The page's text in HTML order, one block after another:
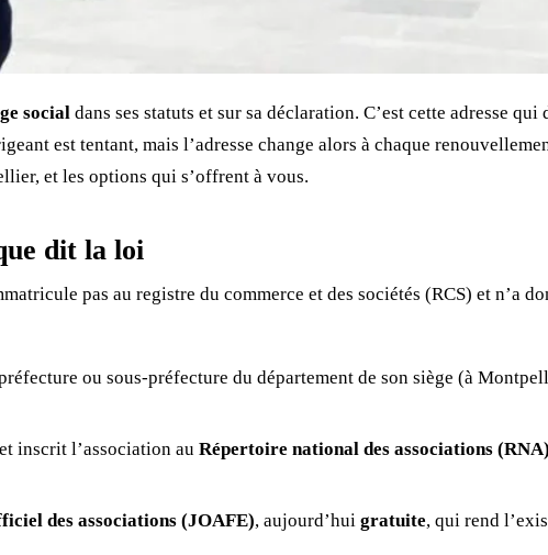
social dans ses statuts et sur sa déclaration. C’est cette adresse
est tentant, mais l’adresse change alors à chaque
et les options qui s’offrent à vous.
dit la loi
pas au registre du commerce et des sociétés (RCS) et n’a
ou sous-préfecture du département de son siège (à
inscrit l’association au Répertoire national des associations (RNA)
des associations (JOAFE), aujourd’hui gratuite, qui rend